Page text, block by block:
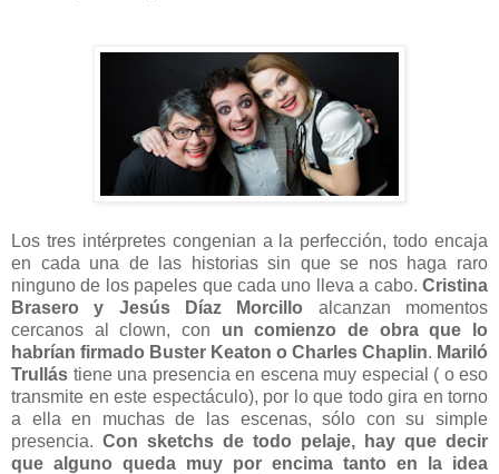
Los tres intérpretes congenian a la perfección, todo encaja
en cada una de las historias sin que se nos haga raro
ninguno de los papeles que cada uno lleva a cabo. Cristina
Brasero y Jesús Díaz Morcillo alcanzan momentos
cercanos al clown, con un comienzo de obra que lo
habrían firmado Buster Keaton o Charles Chaplin. Mariló
Trullás tiene una presencia en escena muy especial ( o eso
transmite en este espectáculo), por lo que todo gira en torno
a ella en muchas de las escenas, sólo con su simple
presencia. Con sketchs de todo pelaje, hay que decir
que alguno queda muy por encima tanto en la idea